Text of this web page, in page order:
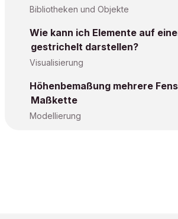
Bibliotheken und Objekte
Wie kann ich Elemente auf
gestrichelt darstellen?
Visualisierung
Höhenbemaßung mehrere
Maßkette
Modellierung